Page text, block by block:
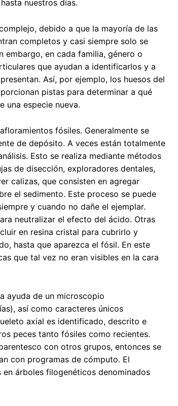
nuestros días.
debido a que la mayoría de las
completos y casi siempre solo se
embargo, en cada familia, género o
que ayudan a identificarlos y a
Así, por ejemplo, los huesos del
pistas para determinar a qué
una especie nueva.
fósiles. Generalmente se
de depósito. A veces están totalmente
Esto se realiza mediante métodos
de disección, exploradores dentales,
calizas, que consisten en agregar
el sedimento. Este proceso se puede
y cuando no dañe el ejemplar.
neutralizar el efecto del ácido. Otras
en resina cristal para cubrirlo y
hasta que aparezca el fósil. En este
que tal vez no eran visibles en la cara
ayuda de un microscopio
así como caracteres únicos
axial es identificado, descrito e
peces tanto fósiles como recientes.
con otros grupos, entonces se
con programas de cómputo. El
árboles filogenéticos denominados